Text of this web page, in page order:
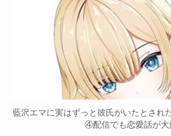
藍沢エマに実はずっと彼氏がいたとされ
④配信でも恋愛話が大